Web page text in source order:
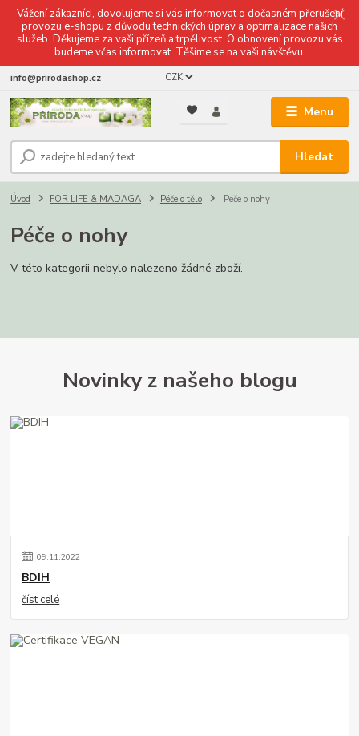
Vážení zákazníci, dovolujeme si vás informovat o dočasném přerušení
provozu e-shopu z důvodu technických úprav a optimalizace našich
služeb. Děkujeme za vaši přízeň a trpělivost. O obnovení provozu vás
budeme včas informovat. Těšíme se na vaši návštěvu.
Menu
CZK
Hledat
info@prirodashop.cz
Úvod FOR LIFE & MADAGA Péče o tělo Péče o nohy
Péče o nohy
V této kategorii nebylo nalezeno žádné zboží.
Novinky z našeho blogu
09.11.2022
BDIH
číst celé